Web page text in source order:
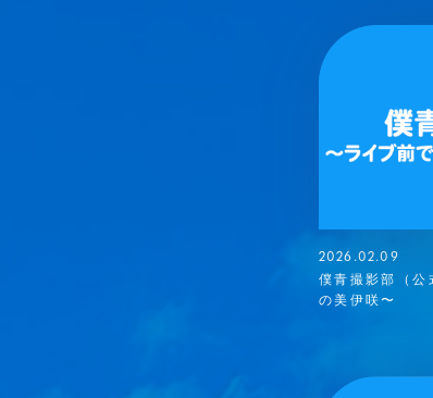
2026.02.09
僕青撮影部（公
の美伊咲〜